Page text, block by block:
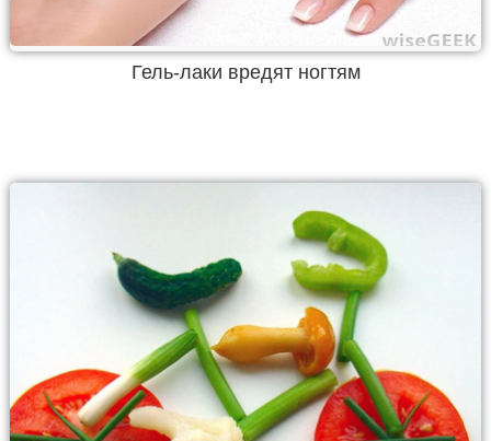
Гель-лаки вредят ногтям